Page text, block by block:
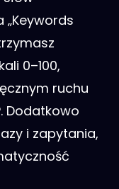
0–100,
ruchu
Dodatkowo
i zapytania,